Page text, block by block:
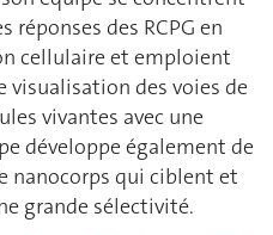
réponses des RCPG en
cellulaire et emploient
visualisation des voies de
vivantes avec une
développe également de
nanocorps qui ciblent et
grande sélectivité.